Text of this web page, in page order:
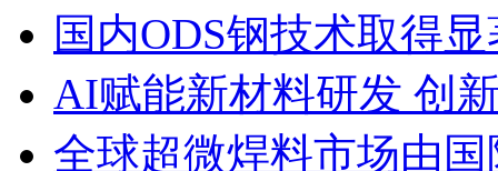
国内ODS钢技术取得
AI赋能新材料研发 创
全球超微焊料市场由